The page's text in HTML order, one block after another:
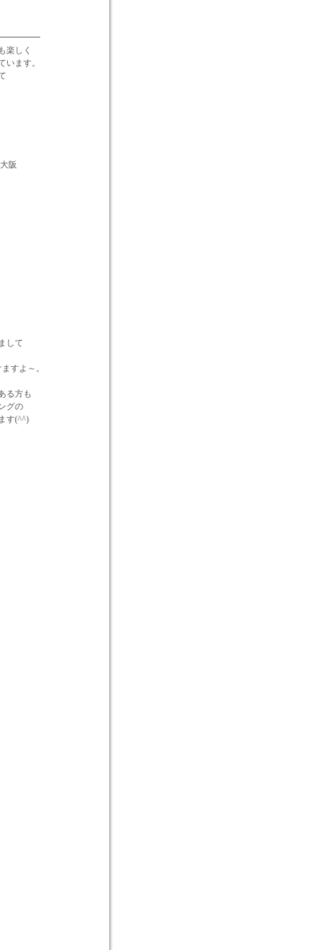
楽しく
ます。
阪
して
すよ～。
る方も
グの
す(^^)